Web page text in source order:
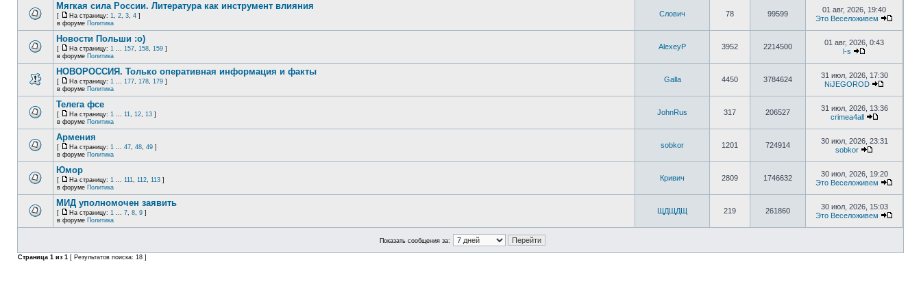
Мягкая сила России. Литература как инструмент влияния
[ На страницу: 1, 2, 3, 4 ]
в форуме Политика
Слович 78 99599
01 авг, 2026, 19:40
Это Веселоживем
Новости Польши :o)
[ На страницу: 1 ... 157, 158, 159 ]
в форуме Политика
AlexeyP 3952 2214500
01 авг, 2026, 0:43
l-s
НОВОРОССИЯ. Только оперативная информация и факты
[ На страницу: 1 ... 177, 178, 179 ]
в форуме Политика
Galla 4450 3784624
31 июл, 2026, 17:30
NiJEGOROD
Телега фсе
[ На страницу: 1 ... 11, 12, 13 ]
в форуме Политика
JohnRus 317 206527
31 июл, 2026, 13:36
crimea4all
Армения
[ На страницу: 1 ... 47, 48, 49 ]
в форуме Политика
sobkor 1201 724914
30 июл, 2026, 23:31
sobkor
Юмор
[ На страницу: 1 ... 111, 112, 113 ]
в форуме Политика
Кривич 2809 1746632
30 июл, 2026, 19:20
Это Веселоживем
МИД уполномочен заявить
[ На страницу: 1 ... 7, 8, 9 ]
в форуме Политика
ЩДЩДЩ 219 261860
30 июл, 2026, 15:03
Это Веселоживем
Показать сообщения за:
Страница 1 из 1 [ Результатов поиска: 18 ]